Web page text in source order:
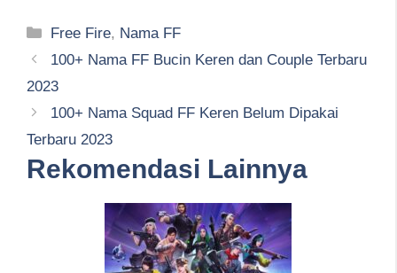
Kategori
Free Fire, Nama FF
100+ Nama FF Bucin Keren dan Couple Terbaru
2023
100+ Nama Squad FF Keren Belum Dipakai
Terbaru 2023
Rekomendasi Lainnya